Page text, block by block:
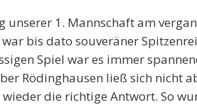
1. Mannschaft am
bis dato souveräner
Spiel war es immer
Rödinghausen ließ sich nicht
die richtige Antwort. So